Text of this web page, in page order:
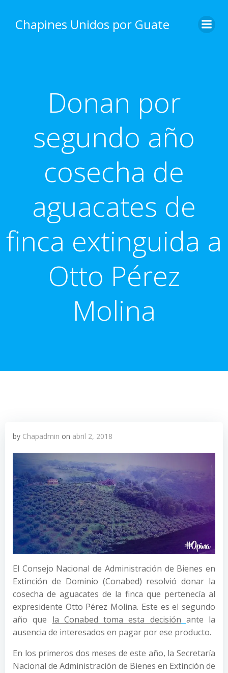
content
Chapines Unidos por Guate
Donan por
segundo año
cosecha de
aguacates de
finca extinguida a
Otto Pérez
Molina
by Chapadmin on abril 2, 2018
El Consejo Nacional de Administración de Bienes en
Extinción de Dominio (Conabed) resolvió donar la
cosecha de aguacates de la finca que pertenecía al
expresidente Otto Pérez Molina. Este es el segundo
año que la Conabed toma esta decisión ante la
ausencia de interesados en pagar por ese producto.
En los primeros dos meses de este año, la Secretaría
Nacional de Administración de Bienes en Extinción de